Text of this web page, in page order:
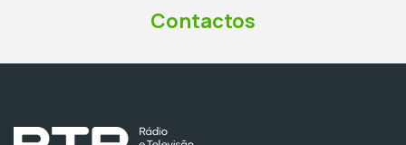
Contactos